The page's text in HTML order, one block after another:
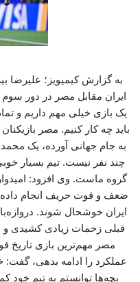
به گزارش کیمیویز؛ علیرضا
یک بازی خیلی مهم داریم و
به جام جهانی آورده، یک
چند نفر نیست. تیم بسیار
گروه ماست‌. وی افزود:
ضعف و قوت حریف انجام
ایران خوشحال شوند.
قبلی زحمات زیادی کشیدی و
مصر مهم‌ترین بازی تاریخ
عملکرد را ادامه بدهی، گفت:
بچه‌ها توانستم به تیم خود